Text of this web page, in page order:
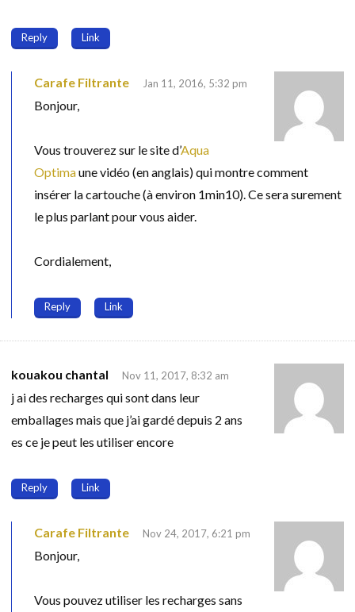
Reply Link
Carafe Filtrante Jan 11, 2016, 5:32 pm
Bonjour,
Vous trouverez sur le site d’Aqua
Optimaune vidéo (en anglais) qui montre comment
insérer la cartouche (à environ 1min10). Ce sera surement
le plus parlant pour vous aider.
Cordialement,
Reply Link
kouakou chantal Nov 11, 2017, 8:32 am
j ai des recharges qui sont dans leur
emballages mais que j’ai gardé depuis 2 ans
es ce je peut les utiliser encore
Reply Link
Carafe Filtrante Nov 24, 2017, 6:21 pm
Bonjour,
Vous pouvez utiliser les recharges sans